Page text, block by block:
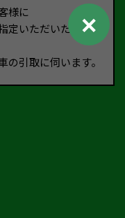
様に
定いただいた場所ま
の引取に伺います。
✕